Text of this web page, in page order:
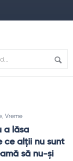
, Vreme
a lăsa
ce alţii nu sunt
să nu-şi